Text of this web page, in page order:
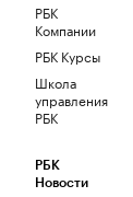
РБК
Компании
РБК Курсы
Школа
управления
РБК
РБК
Новости